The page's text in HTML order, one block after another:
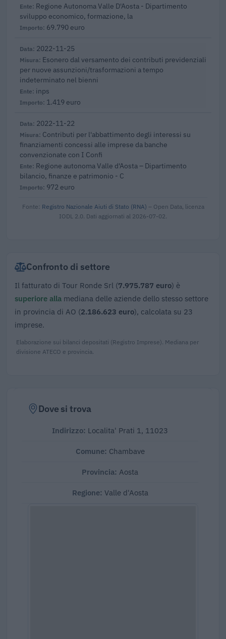
Regione Autonoma Valle D'Aosta - Dipartimento
sviluppo economico, formazione, la
69.790 euro
2022-11-25
Esonero dal versamento dei contributi previdenziali
per nuove assunzioni/trasformazioni a tempo
indeterminato nel bienni
inps
1.419 euro
2022-11-22
Contributi per l'abbattimento degli interessi su
finanziamenti concessi alle imprese da banche
convenzionate con I Confi
Regione autonoma Valle d'Aosta – Dipartimento
bilancio, finanze e patrimonio - C
972 euro
Fonte: Registro Nazionale Aiuti di Stato (RNA) – Open Data, licenza
IODL 2.0. Dati aggiornati al 2026-07-02.
Confronto di settore
Il fatturato di Tour Ronde Srl (7.975.787 euro) è
superiore alla mediana delle aziende dello stesso settore
in provincia di AO (2.186.623 euro), calcolata su 23
imprese.
Elaborazione sui bilanci depositati (Registro Imprese). Mediana per
divisione ATECO e provincia.
Dove si trova
Indirizzo: Localita' Prati 1, 11023
Comune: Chambave
Provincia: Aosta
Regione: Valle d'Aosta